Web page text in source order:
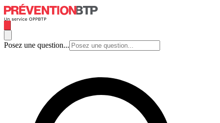
Posez une question...